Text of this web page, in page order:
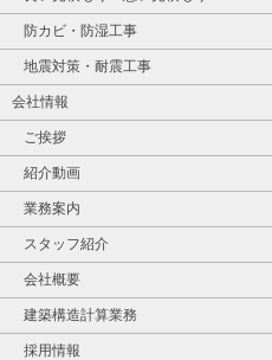
防カビ・防湿工事
地震対策・耐震工事
会社情報
ご挨拶
紹介動画
業務案内
スタッフ紹介
会社概要
建築構造計算業務
採用情報